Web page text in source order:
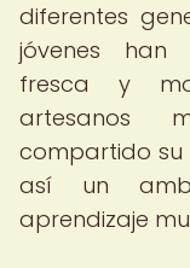
diferentes
jóvenes han
fresca y
artesanos
compartido su
así un
aprendizaje